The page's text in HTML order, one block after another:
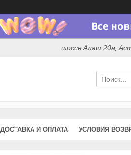
шоссе Алаш 20а,
ДОСТАВКА И ОПЛАТА УСЛОВИЯ